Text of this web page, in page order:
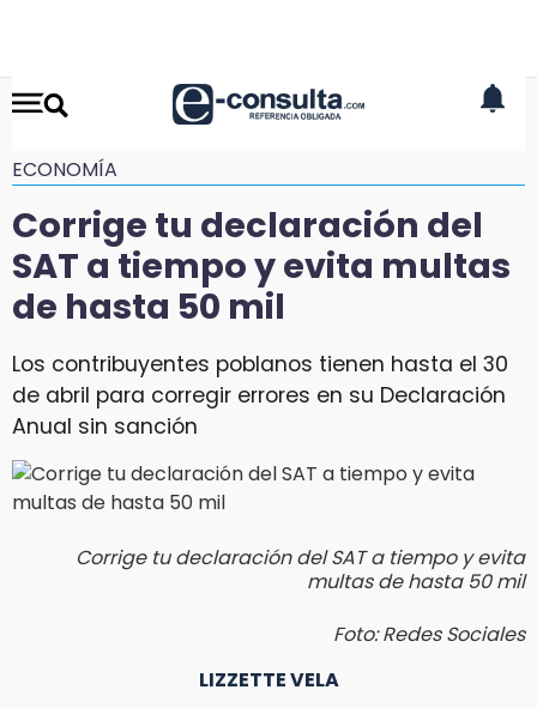
ECONOMÍA
Corrige tu declaración del
SAT a tiempo y evita multas
de hasta 50 mil
Los contribuyentes poblanos tienen hasta el 30
de abril para corregir errores en su Declaración
Anual sin sanción
Corrige tu declaración del SAT a tiempo y evita
multas de hasta 50 mil
Foto: Redes Sociales
LIZZETTE VELA